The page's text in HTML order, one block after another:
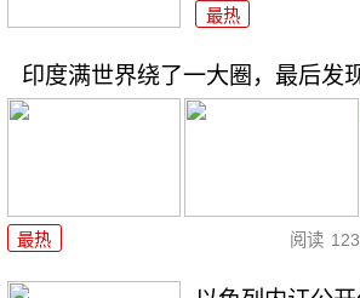
最热
印度满世界绕了一大圈，最后发
最热 阅读